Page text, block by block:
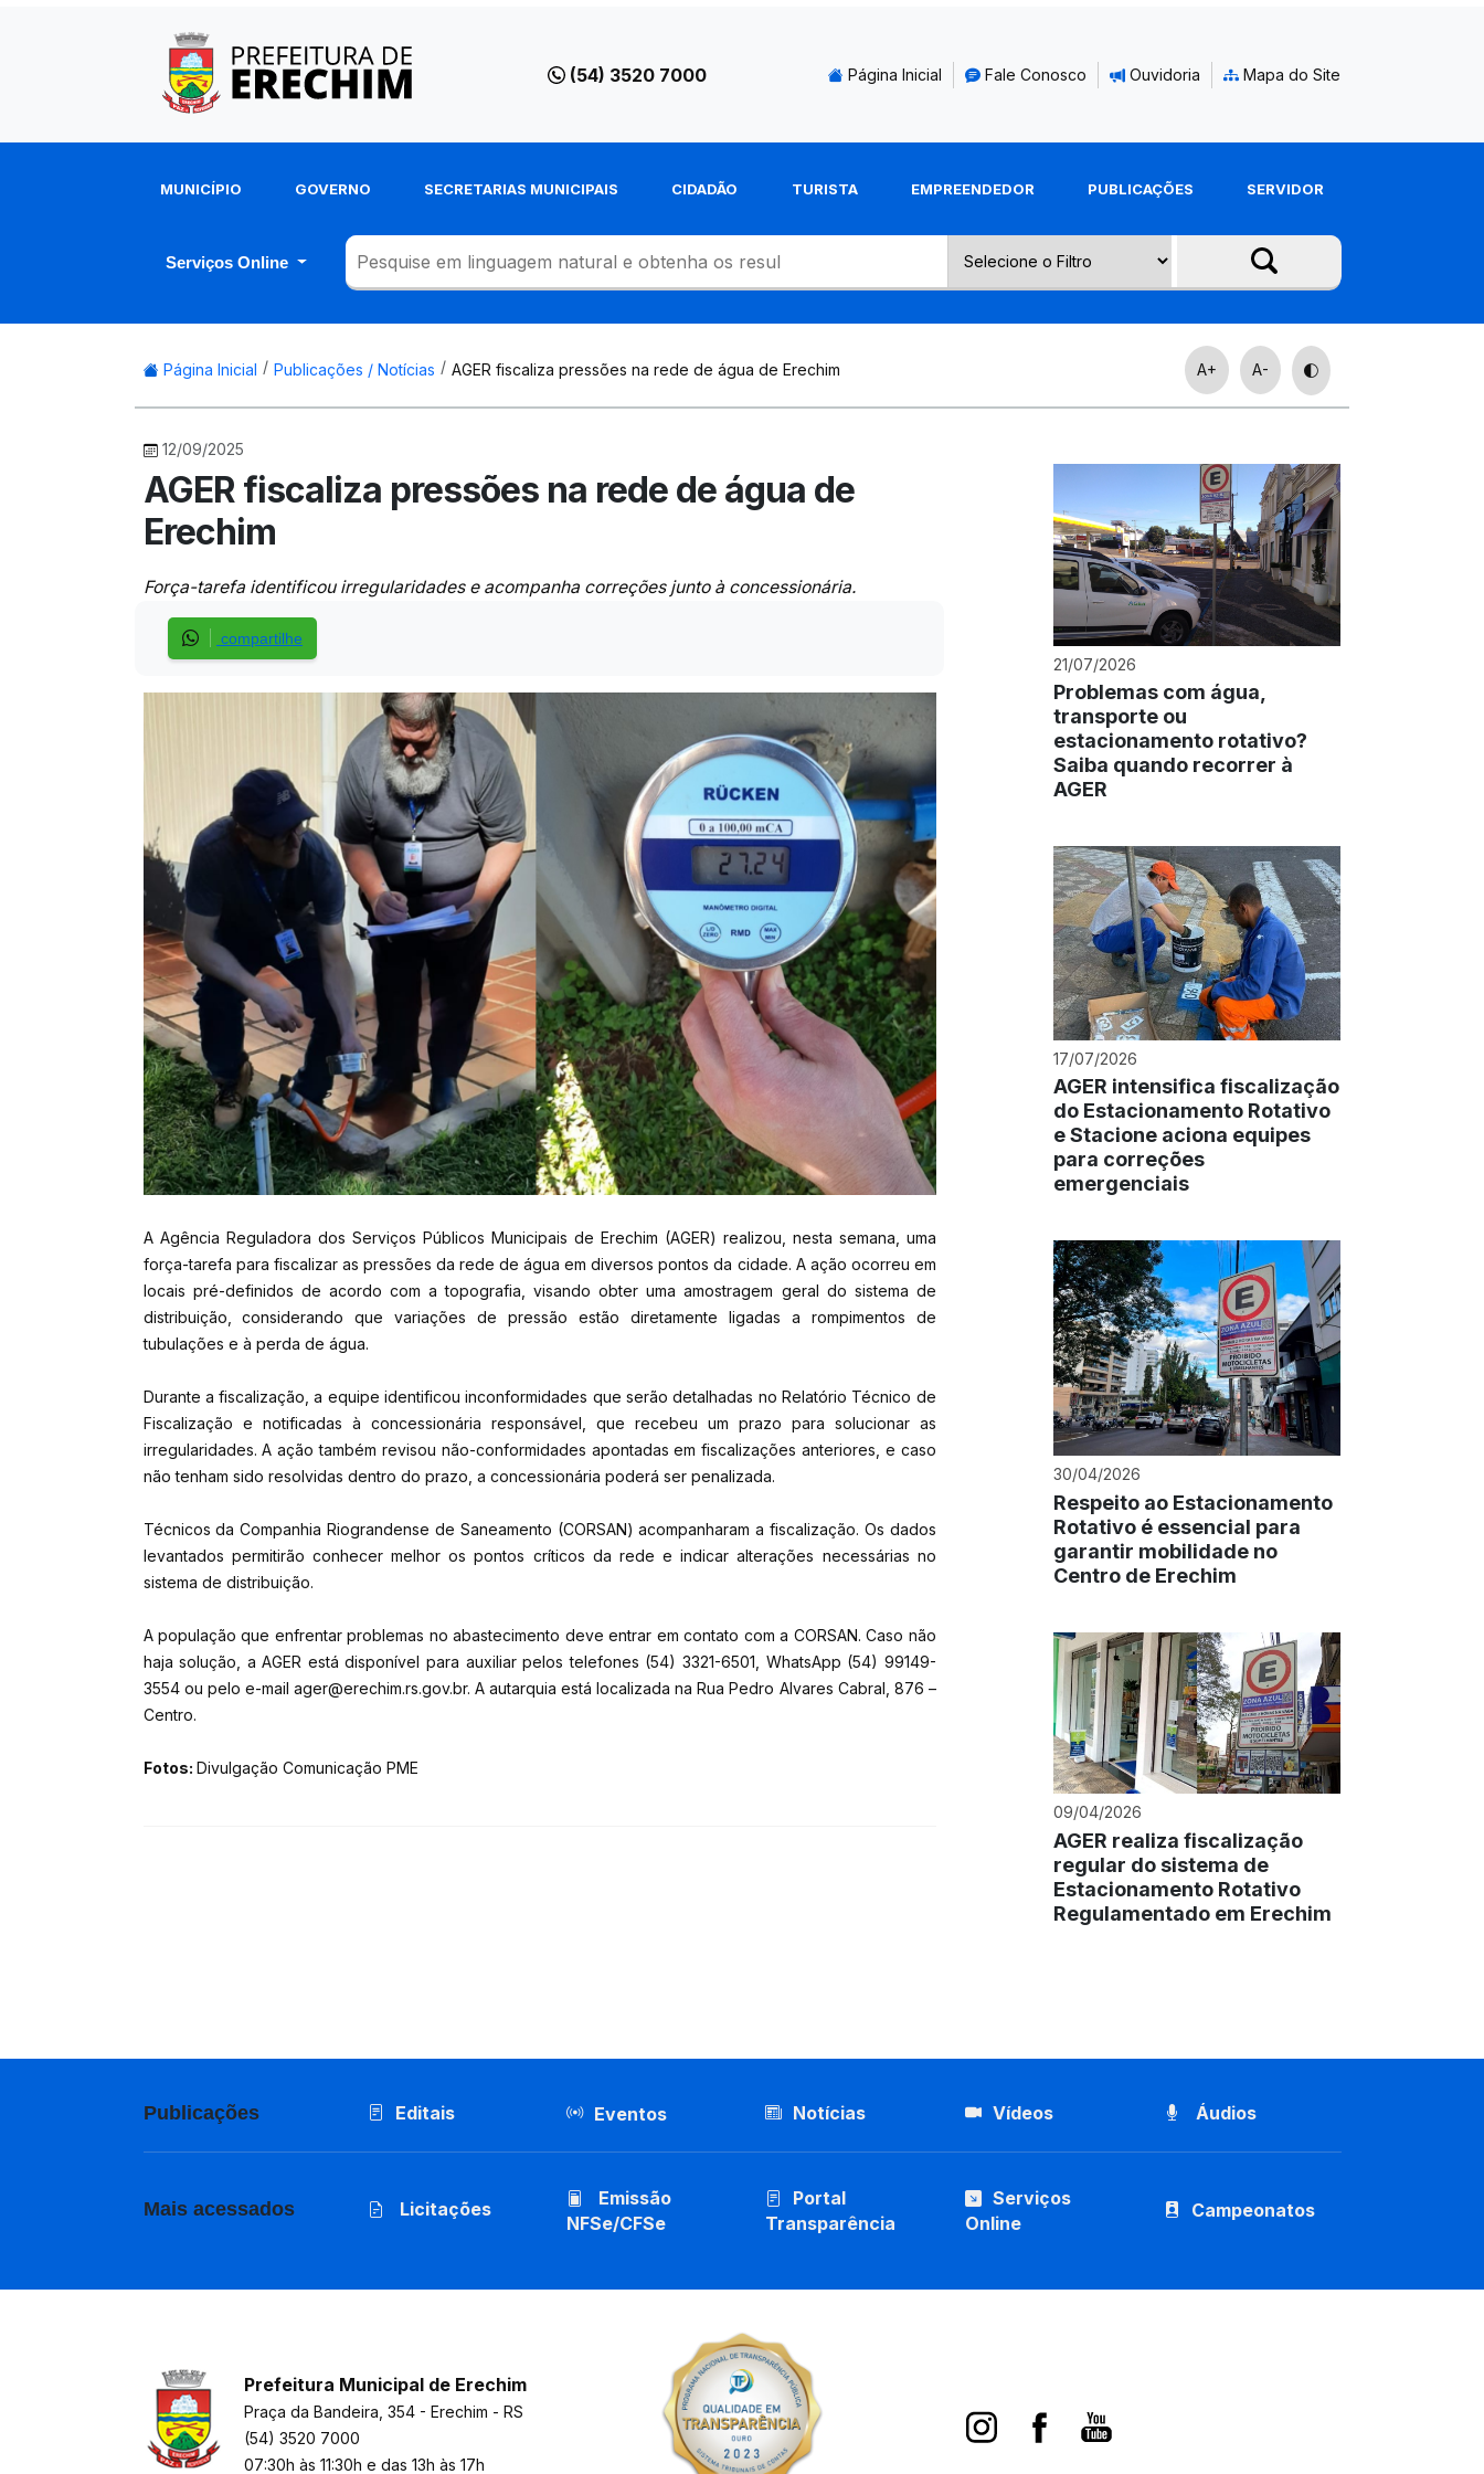
(54) 3520 7000 Página Inicial Fale Conosco Ouvidoria Mapa do Site
MUNICÍPIO GOVERNO SECRETARIAS MUNICIPAIS CIDADÃO TURISTA EMPREENDEDOR PUBLICAÇÕES SERVIDOR
Serviços Online
Página Inicial Publicações / Notícias AGER fiscaliza pressões na rede de água de Erechim A+ A-
12/09/2025
AGER fiscaliza pressões na rede de água de
Erechim
Força-tarefa identificou irregularidades e acompanha correções junto à concessionária.
compartilhe
A Agência Reguladora dos Serviços Públicos Municipais de Erechim (AGER) realizou, nesta semana, uma
força-tarefa para fiscalizar as pressões da rede de água em diversos pontos da cidade. A ação ocorreu em
locais pré-definidos de acordo com a topografia, visando obter uma amostragem geral do sistema de
distribuição, considerando que variações de pressão estão diretamente ligadas a rompimentos de
tubulações e à perda de água.
Durante a fiscalização, a equipe identificou inconformidades que serão detalhadas no Relatório Técnico de
Fiscalização e notificadas à concessionária responsável, que recebeu um prazo para solucionar as
irregularidades. A ação também revisou não-conformidades apontadas em fiscalizações anteriores, e caso
não tenham sido resolvidas dentro do prazo, a concessionária poderá ser penalizada.
Técnicos da Companhia Riograndense de Saneamento (CORSAN) acompanharam a fiscalização. Os dados
levantados permitirão conhecer melhor os pontos críticos da rede e indicar alterações necessárias no
sistema de distribuição.
A população que enfrentar problemas no abastecimento deve entrar em contato com a CORSAN. Caso não
haja solução, a AGER está disponível para auxiliar pelos telefones (54) 3321-6501, WhatsApp (54) 99149-
3554 ou pelo e-mail ager@erechim.rs.gov.br. A autarquia está localizada na Rua Pedro Alvares Cabral, 876 –
Centro.
Fotos: Divulgação Comunicação PME
21/07/2026
Problemas com água,
transporte ou
estacionamento rotativo?
Saiba quando recorrer à
AGER
17/07/2026
AGER intensifica fiscalização
do Estacionamento Rotativo
e Stacione aciona equipes
para correções
emergenciais
30/04/2026
Respeito ao Estacionamento
Rotativo é essencial para
garantir mobilidade no
Centro de Erechim
09/04/2026
AGER realiza fiscalização
regular do sistema de
Estacionamento Rotativo
Regulamentado em Erechim
Publicações Editais Eventos Notícias Vídeos Áudios
Mais acessados Licitações
Emissão
NFSe/CFSe
Portal
Transparência
Serviços
Online
Campeonatos
Prefeitura Municipal de Erechim
Praça da Bandeira, 354 - Erechim - RS
(54) 3520 7000
07:30h às 11:30h e das 13h às 17h